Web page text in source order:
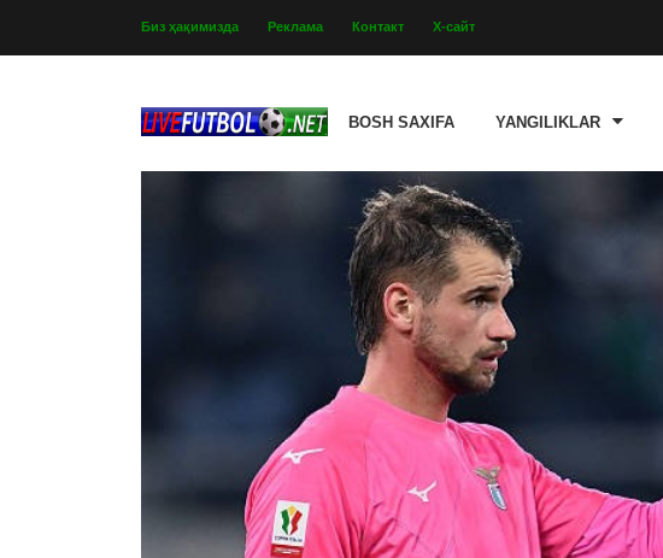
Биз ҳақимизда Реклама Контакт Х-сайт
BOSH SAXIFA YANGILIKLAR